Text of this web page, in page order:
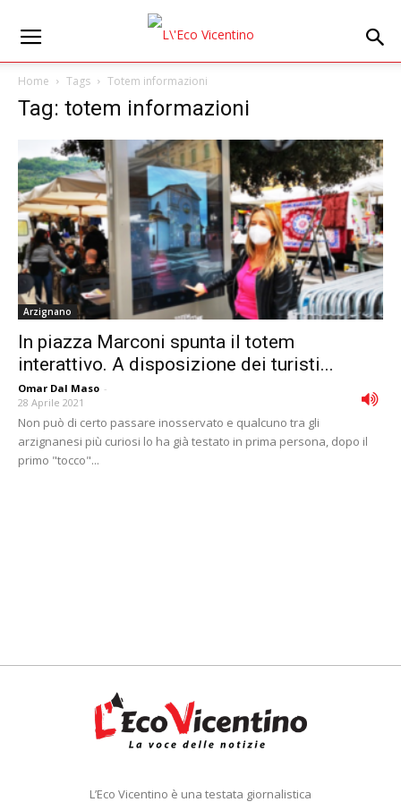
Home Tags Totem informazioni
Tag: totem informazioni
Arzignano
In piazza Marconi spunta il totem
interattivo. A disposizione dei turisti...
Omar Dal Maso -
28 Aprile 2021
Non può di certo passare inosservato e qualcuno tra gli
arzignanesi più curiosi lo ha già testato in prima persona, dopo il
primo "tocco"...
L’Eco Vicentino è una testata giornalistica